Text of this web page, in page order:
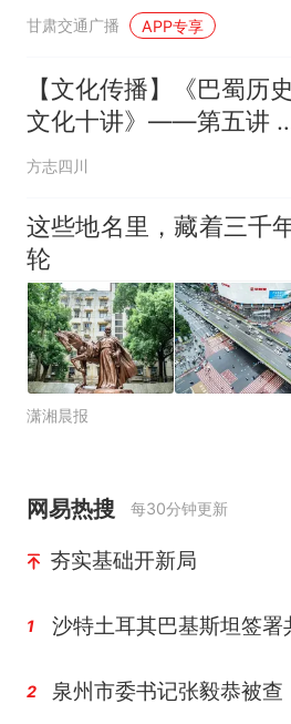
甘肃交通广播 APP专享
【文化传播】《巴蜀历史
文化十讲》——第五讲
一益二（六）
方志四川
这些地名里，藏着三千
轮
潇湘晨报
网易热搜 每30分钟更新
夯实基础开新局
1
2 泉州市委书记张毅恭被查